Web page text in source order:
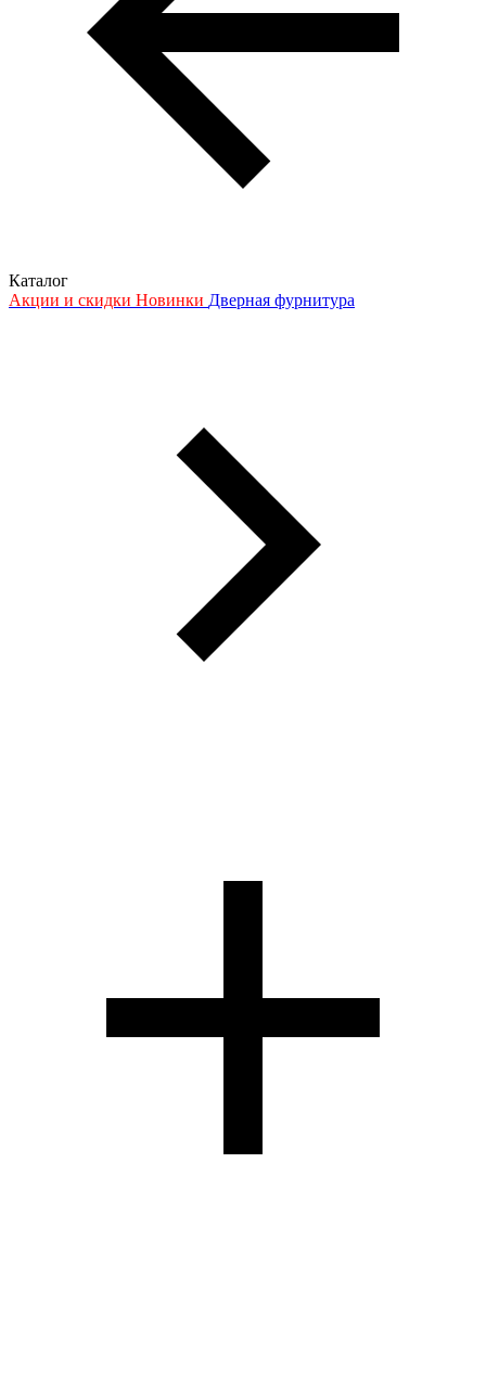
Каталог
Акции и скидки Новинки Дверная фурнитура